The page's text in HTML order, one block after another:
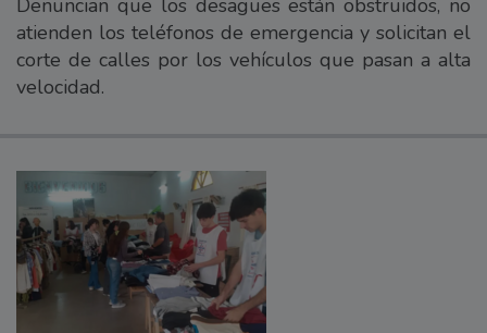
atienden los teléfonos de emergencia y solicitan el
corte de calles por los vehículos que pasan a alta
velocidad.